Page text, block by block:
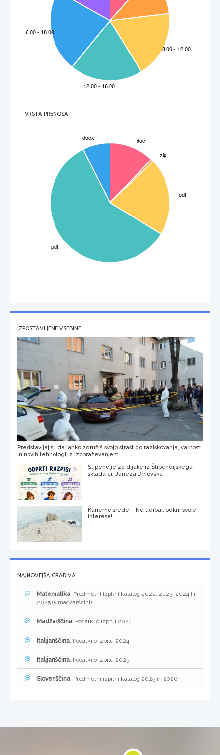
VRSTA PRENOSA
IZPOSTAVLJENE VSEBINE
Predstavljaj si, da lahko združiš svojo strast do raziskovanja, varnosti
in novih tehnologij z izobraževanjem
Štipendije za dijake iz Štipendijskega
sklada dr. Janeza Drnovška
Karierne srede – Ne ugibaj, odkrij svoje
interese!
NAJNOVEJŠA GRADIVA
Matematika: Predmetni izpitni katalog 2022, 2023, 2024 in
2025 (v madžarščini)
Madžarščina: Podatki o izpitu 2024
Italijanščina: Podatki o izpitu 2024
Italijanščina: Podatki o izpitu 2025
Slovenščina: Predmetni izpitni katalog 2025 in 2026